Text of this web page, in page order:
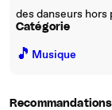
des danseurs hors
Catégorie
🎵 Musique
Recommandations